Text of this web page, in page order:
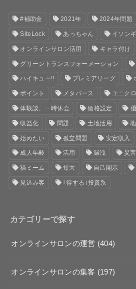
#補助金 2021年 2024年問題
SiteLock あっちゃん イソン
オンラインサロン活用 キャラ付け
グリーントランスフォーメーション
ハイキュー!! プレミアリーグ
ポイント メタバース ユニクロ
体験談、一時休会 価格設定
収益化 問題 土地活用
始めたい 孤立問題 安定収入
成人年齢 活用 漏洩 災
猫ミーム 短大 自己開示
見込み客 ｢得する｣投資系
カテゴリーで探す
オンラインサロンの運営 (404)
オンラインサロンの集客 (197)